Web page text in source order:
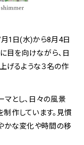
1日(水)から8月4日
目を向けながら、日
げるような３名の作
とし、日々の風景
作しています。見慣
かな変化や時間の移